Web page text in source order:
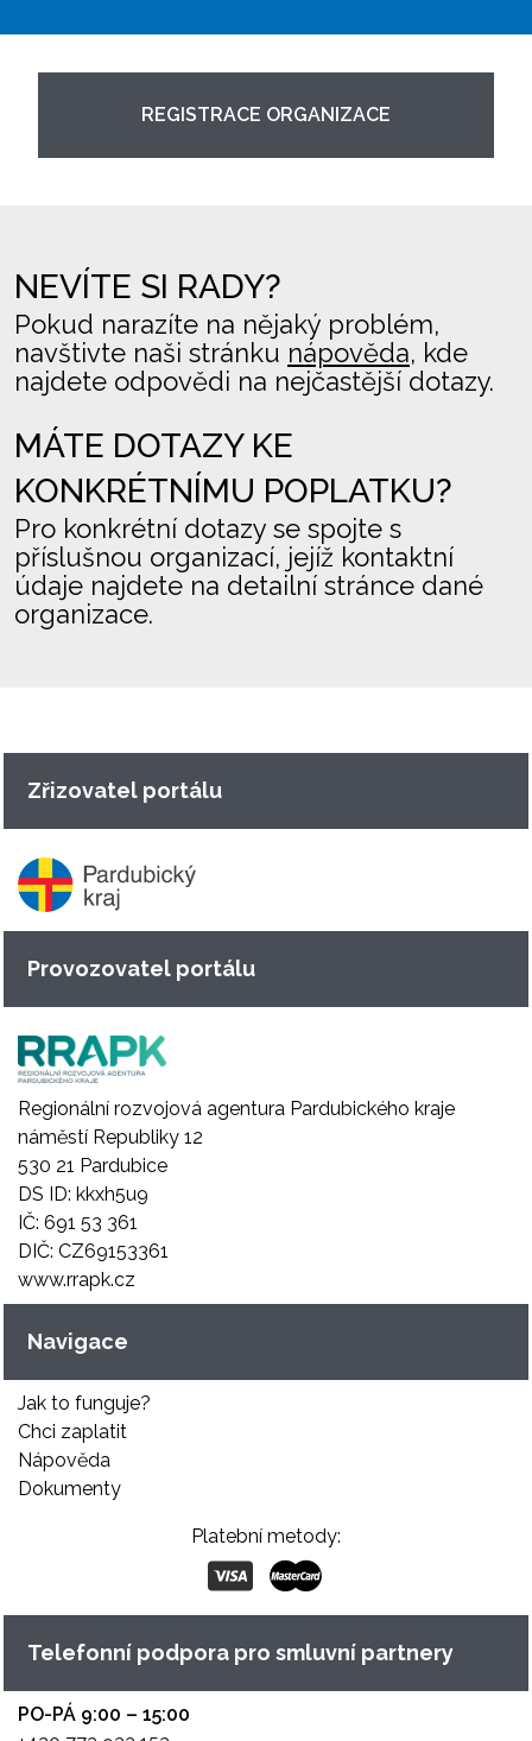
REGISTRACE ORGANIZACE
NEVÍTE SI RADY?
Pokud narazíte na nějaký problém,
navštivte naši stránku nápověda, kde
najdete odpovědi na nejčastější dotazy.
MÁTE DOTAZY KE
KONKRÉTNÍMU POPLATKU?
Pro konkrétní dotazy se spojte s
příslušnou organizací, jejíž kontaktní
údaje najdete na detailní stránce dané
organizace.
Zřizovatel portálu
Provozovatel portálu
Regionální rozvojová agentura Pardubického kraje
náměstí Republiky 12
530 21 Pardubice
DS ID: kkxh5u9
IČ: 691 53 361
DIČ: CZ69153361
www.rrapk.cz
Navigace
Jak to funguje?
Chci zaplatit
Nápověda
Dokumenty
Platební metody:
Telefonní podpora pro smluvní partnery
PO-PÁ 9:00 – 15:00